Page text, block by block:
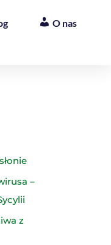
O nas
–
z